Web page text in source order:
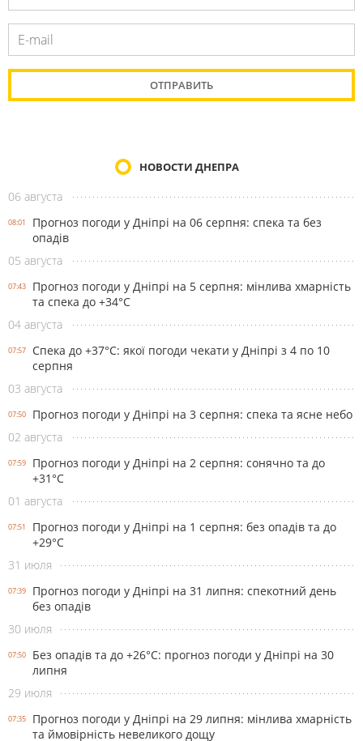
НОВОСТИ ДНЕПРА
06 августа
08:01
Прогноз погоди у Дніпрі на 06 серпня: спека та без
опадів
05 августа
07:43
Прогноз погоди у Дніпрі на 5 серпня: мінлива хмарність
та спека до +34°С
04 августа
07:57
Спека до +37°С: якої погоди чекати у Дніпрі з 4 по 10
серпня
03 августа
07:50
Прогноз погоди у Дніпрі на 3 серпня: спека та ясне небо
02 августа
07:59
Прогноз погоди у Дніпрі на 2 серпня: сонячно та до
+31°С
01 августа
07:51
Прогноз погоди у Дніпрі на 1 серпня: без опадів та до
+29°С
31 июля
07:39
Прогноз погоди у Дніпрі на 31 липня: спекотний день
без опадів
30 июля
07:50
Без опадів та до +26°С: прогноз погоди у Дніпрі на 30
липня
29 июля
07:35
Прогноз погоди у Дніпрі на 29 липня: мінлива хмарність
та ймовірність невеликого дощу